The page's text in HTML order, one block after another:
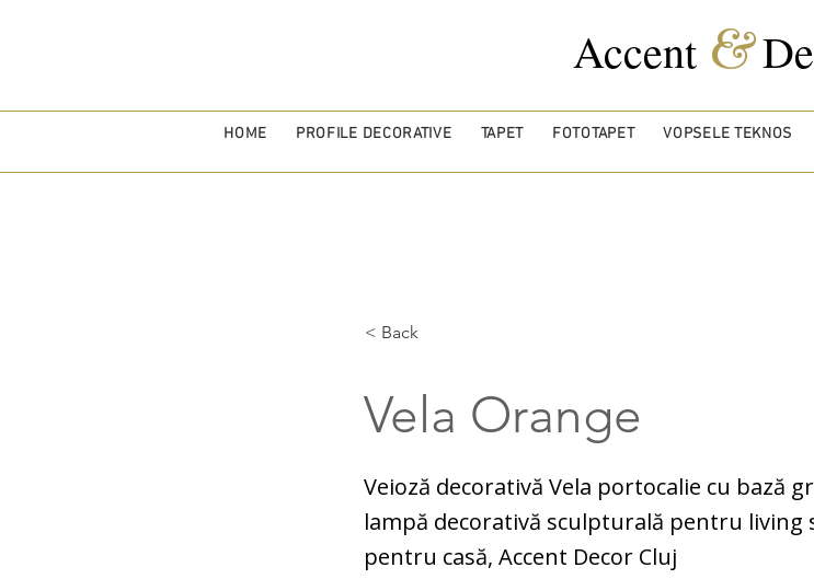
Accent &
HOME PROFILE DECORATIVE TAPET FOTOTAPET VOPSELE TEKNOS
< Back
Vela Orange
Veioză decorativă Vela portocalie cu bază
lampă decorativă sculpturală pentru living
pentru casă, Accent Decor Cluj